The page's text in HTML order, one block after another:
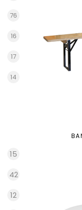
76
16
17
14
15
42
12